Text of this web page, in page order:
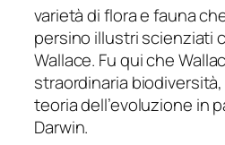
varietà di flora e fauna
persino illustri scienziati
Wallace. Fu qui che
straordinaria
teoria dell’evoluzione in
Darwin.